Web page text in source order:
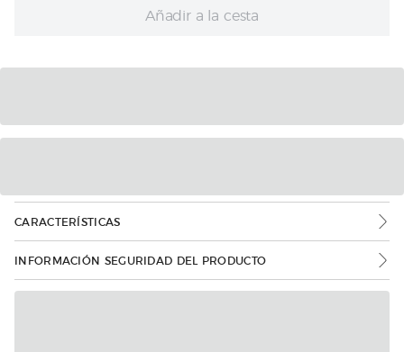
Añadir a la cesta
CARACTERÍSTICAS
INFORMACIÓN SEGURIDAD DEL PRODUCTO